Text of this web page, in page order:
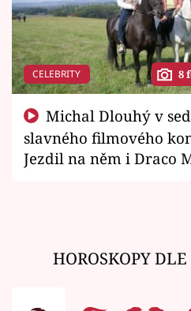
CELEBRITY 8
slavného filmového
Jezdil na něm i Draco
HOROSKOPY